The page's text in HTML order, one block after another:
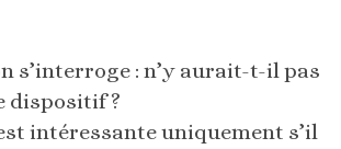
s’interroge : n’y aurait-t-il pas
dispositif ?
intéressante uniquement s’il